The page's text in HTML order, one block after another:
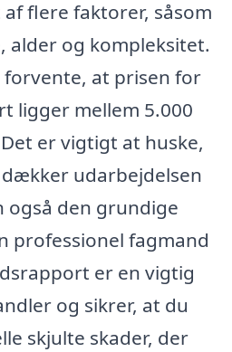
flere faktorer, såsom
alder og kompleksitet.
forvente, at prisen for
ligger mellem 5.000
er vigtigt at huske,
udarbejdelsen
også den grundige
professionel fagmand
er en vigtig
og sikrer, at du
skjulte skader, der